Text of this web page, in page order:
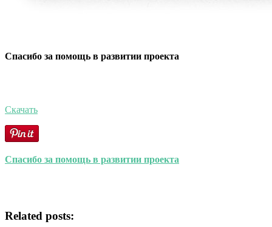
Спасибо за помощь в развитии проекта
Скачать
Спасибо за помощь в развитии проекта
Related posts: